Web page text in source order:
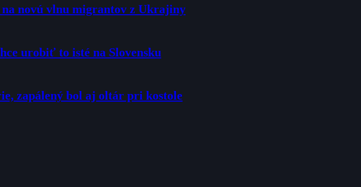
novú vlnu migrantov z Ukrajiny
urobiť to isté na Slovensku
zapálený bol aj oltár pri kostole